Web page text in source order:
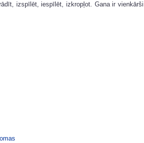
izspīlēt, iespīlēt, izkropļot. Gana ir vienkārši